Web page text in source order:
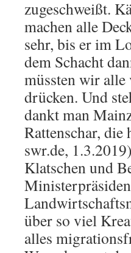
zugeschweißt.
machen alle
sehr, bis er im
dem Schacht
müssten wir alle
drücken. Und
dankt man
Rattenschar,
swr.de, 1.3.2019)
Klatschen und
über so viel
alles